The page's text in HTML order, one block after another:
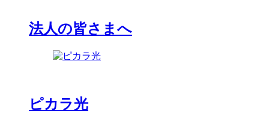
法人の皆さまへ
ピカラ光